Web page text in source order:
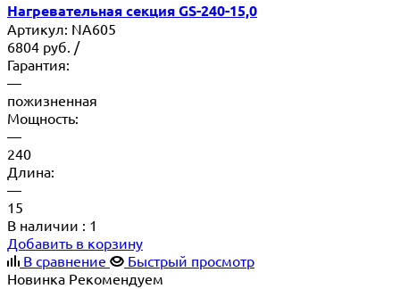
Нагревательная секция GS-240-15,0
Артикул: NA605
6804 руб. /
Гарантия:
—
пожизненная
Мощность:
—
240
Длина:
—
15
В наличии : 1
Добавить в корзину
В сравнение
Быстрый просмотр
Новинка Рекомендуем